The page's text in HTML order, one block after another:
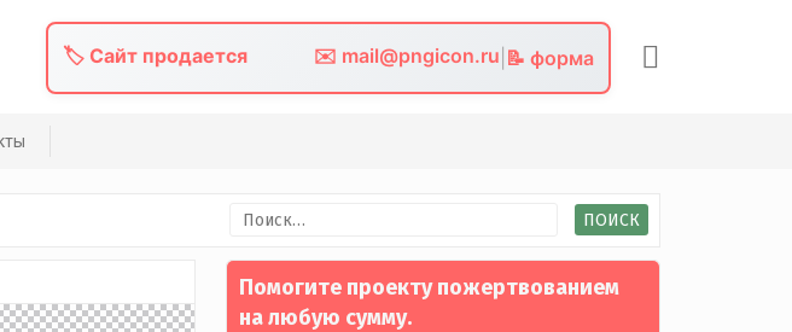
🏷️ Сайт продается ✉️ mail@pngicon.ru 📝 форма
Найти:
Помогите проекту пожертвованием
на любую сумму.